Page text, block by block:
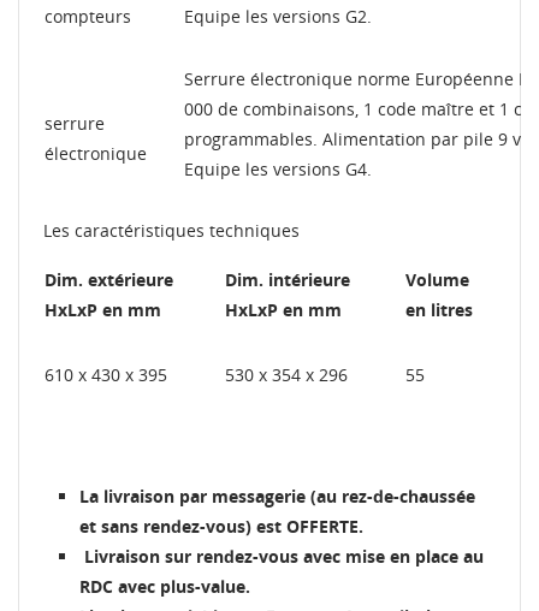
compteurs
Equipe les versions G2.
serrure
électronique
Serrure électronique norme Européenne
000 de combinaisons, 1 code maître et 1
programmables. Alimentation par pile 9
Equipe les versions G4.
Les caractéristiques techniques
Dim. extérieure
HxLxP en mm
Dim. intérieure
HxLxP en mm
Volume
en litres
610 x 430 x 395 530 x 354 x 296 55
La livraison par messagerie (au rez-de-chaussée
et sans rendez-vous) est OFFERTE.
Livraison sur rendez-vous avec mise en place au
RDC avec plus-value.